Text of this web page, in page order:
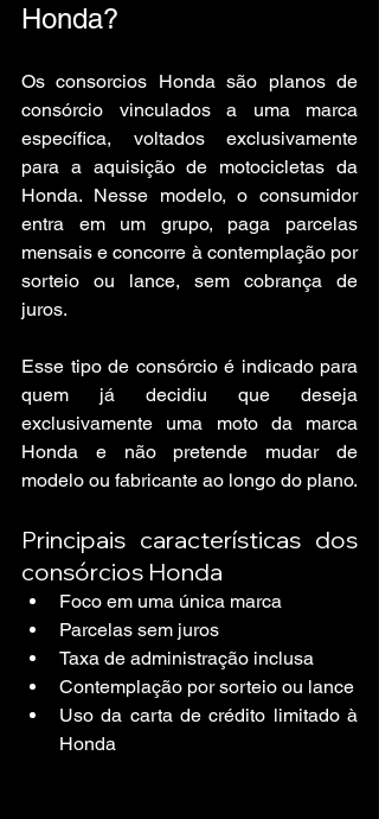
Honda?
Os consorcios Honda são planos de
consórcio vinculados a uma marca
específica, voltados exclusivamente
para a aquisição de motocicletas da
Honda. Nesse modelo, o consumidor
entra em um grupo, paga parcelas
mensais e concorre à contemplação por
sorteio ou lance, sem cobrança de
juros.
Esse tipo de consórcio é indicado para
quem já decidiu que deseja
exclusivamente uma moto da marca
Honda e não pretende mudar de
modelo ou fabricante ao longo do plano.
Principais características dos
consórcios Honda
Foco em uma única marca
Parcelas sem juros
Taxa de administração inclusa
Contemplação por sorteio ou lance
Uso da carta de crédito limitado à
Honda